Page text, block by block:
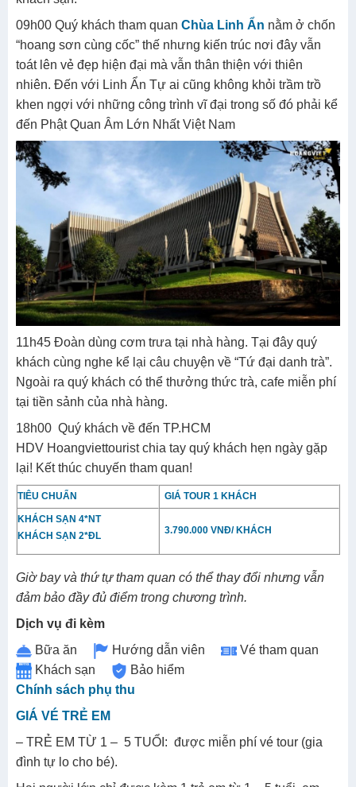
09h00 Quý khách tham quan Chùa Linh Ẩn nằm ở chốn
“hoang sơn cùng cốc” thế nhưng kiến trúc nơi đây vẫn
toát lên vẻ đẹp hiện đại mà vẫn thân thiện với thiên
nhiên. Đến với Linh Ẩn Tự ai cũng không khỏi trầm trồ
khen ngợi với những công trình vĩ đại trong số đó phải kể
đến Phật Quan Âm Lớn Nhất Việt Nam
11h45 Đoàn dùng cơm trưa tại nhà hàng. Tại đây quý
khách cùng nghe kể lại câu chuyện về “Tứ đại danh trà”.
Ngoài ra quý khách có thể thưởng thức trà, cafe miễn phí
tại tiền sảnh của nhà hàng.
18h00 Quý khách về đến TP.HCM
HDV Hoangviettourist chia tay quý khách hẹn ngày gặp
lại! Kết thúc chuyến tham quan!
TIÊU CHUẨN GIÁ TOUR 1 KHÁCH
KHÁCH SẠN 4*NT
KHÁCH SẠN 2*ĐL
3.790.000 VNĐ/ KHÁCH
Giờ bay và thứ tự tham quan có thể thay đổi nhưng vẫn
đảm bảo đầy đủ điểm trong chương trình.
Dịch vụ đi kèm
Bữa ăn
Hướng dẫn viên
Vé tham quan
Khách sạn
Bảo hiểm
Chính sách phụ thu
GIÁ VÉ TRẺ EM
– TRẺ EM TỪ 1 – 5 TUỔI: được miễn phí vé tour (gia
đình tự lo cho bé).